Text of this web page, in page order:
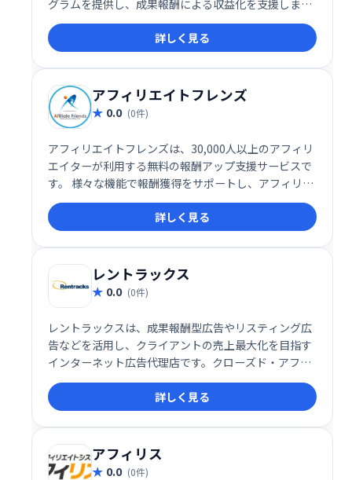
グラムを提供し、成果報酬による収益化を支援しま
す。
詳しく見る
アフィリエイトフレンズ
0.0 (0件)
アフィリエイトフレンズは、30,000人以上のアフィリ
エイターが利用する無料の報酬アップ支援サービスで
す。 様々な機能で報酬獲得をサポートし、アフィリエ
イト活動の効率化を促進します。 無料で利用でき、手
軽に始められるので、初心者からベテランまで幅広く
活用できます。アフィリエイト活動の成功を支援しま
す。
詳しく見る
レントラックス
0.0 (0件)
レントラックスは、成果報酬型広告やリスティング広
告などを活用し、クライアントの売上最大化を目指す
インターネット広告代理店です。クローズド・アフィ
リエイトネットワークによるASP事業も展開してお
り、効果的な広告戦略でビジネス成長をサポートしま
す。
詳しく見る
アフィリス
0.0 (0件)